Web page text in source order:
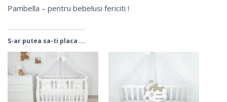
Pambella – pentru bebelusi fericiti !
S-ar putea sa-ti placa ...